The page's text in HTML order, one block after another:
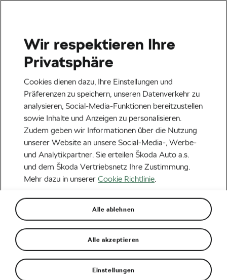
Veranstaltungen
Heilbronn
Lidl Deutschland Tour – Cycling Tour 2026
Next
Aktuelles
Grand Départ in Düsseldorf
Wir respektieren Ihre
Privatsphäre
Cookies dienen dazu, Ihre Einstellungen und
Präferenzen zu speichern, unseren Datenverkehr zu
analysieren, Social-Media-Funktionen bereitzustellen
sowie Inhalte und Anzeigen zu personalisieren.
Zudem geben wir Informationen über die Nutzung
unserer Website an unsere Social-Media-, Werbe-
und Analytikpartner. Sie erteilen Škoda Auto a.s.
und dem Škoda Vertriebsnetz Ihre Zustimmung.
Mehr dazu in unserer Cookie Richtlinie.
Alle ablehnen
Alle akzeptieren
Einstellungen